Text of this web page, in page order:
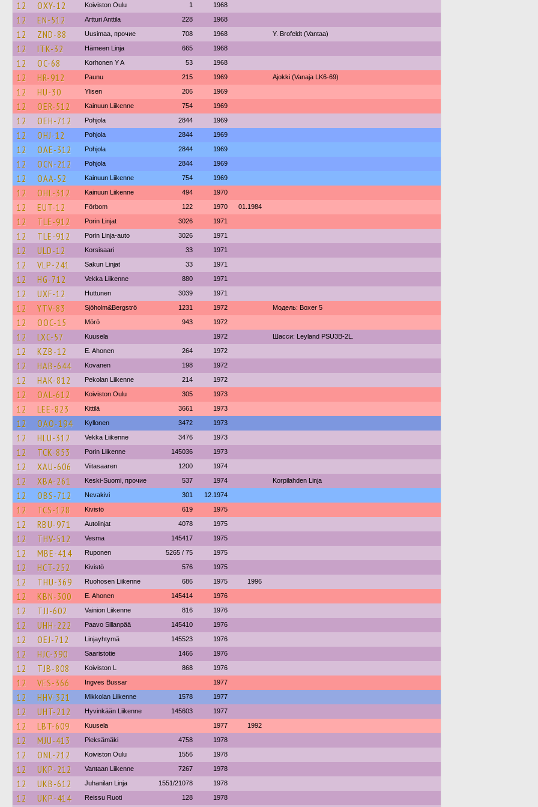
12 OXY-12 Koiviston Oulu 1 1968
12 EN-512 Artturi Anttila 228 1968
12 ZND-88 Uusimaa, прочие 708 1968 Y. Brofeldt (Vantaa)
12 ITK-32 Hämeen Linja 665 1968
12 OC-68 Korhonen Y A 53 1968
12 HR-912 Paunu 215 1969 Ajokki (Vanaja LK6-69)
12 HU-30 Ylisen 206 1969
12 OER-512 Kainuun Liikenne 754 1969
12 OEH-712 Pohjola 2844 1969
12 OHJ-12 Pohjola 2844 1969
12 OAE-312 Pohjola 2844 1969
12 OCN-212 Pohjola 2844 1969
12 OAA-52 Kainuun Liikenne 754 1969
12 OHL-312 Kainuun Liikenne 494 1970
12 EUT-12 Förbom 122 1970 01.1984
12 TLE-912 Porin Linjat 3026 1971
12 TLE-912 Porin Linja-auto 3026 1971
12 ULD-12 Korsisaari 33 1971
12 VLP-241 Sakun Linjat 33 1971
12 HG-712 Vekka Liikenne 880 1971
12 UXF-12 Huttunen 3039 1971
12 YTV-83 Sjöholm&Bergströ 1231 1972 Модель: Boxer 5
12 OOC-15 Mörö 943 1972
12 LXC-57 Kuusela 1972 Шасси: Leyland PSU3B-2L.
12 KZB-12 E. Ahonen 264 1972
12 HAB-644 Kovanen 198 1972
12 HAK-812 Pekolan Liikenne 214 1972
12 OAL-612 Koiviston Oulu 305 1973
12 LEE-823 Kittilä 3661 1973
12 OAO-194 Kyllonen 3472 1973
12 HLU-312 Vekka Liikenne 3476 1973
12 TCK-853 Porin Liikenne 145036 1973
12 XAU-606 Viitasaaren 1200 1974
12 XBA-261 Keski-Suomi, прочие 537 1974 Korpilahden Linja
12 OBS-712 Nevakivi 301 12.1974
12 TCS-128 Kivistö 619 1975
12 RBU-971 Autolinjat 4078 1975
12 THV-512 Vesma 145417 1975
12 MBE-414 Ruponen 5265 / 75 1975
12 HCT-252 Kivistö 576 1975
12 THU-369 Ruohosen Liikenne 686 1975 1996
12 KBN-300 E. Ahonen 145414 1976
12 TJJ-602 Vainion Liikenne 816 1976
12 UHH-222 Paavo Sillanpää 145410 1976
12 OEJ-712 Linjayhtymä 145523 1976
12 HJC-390 Saaristotie 1466 1976
12 TJB-808 Koiviston L 868 1976
12 VES-366 Ingves Bussar 1977
12 HHV-321 Mikkolan Liikenne 1578 1977
12 UHT-212 Hyvinkään Liikenne 145603 1977
12 LBT-609 Kuusela 1977 1992
12 MJU-413 Pieksämäki 4758 1978
12 ONL-212 Koiviston Oulu 1556 1978
12 UKP-212 Vantaan Liikenne 7267 1978
12 UKB-612 Juhanilan Linja 1551/21078 1978
12 UKP-414 Reissu Ruoti 128 1978